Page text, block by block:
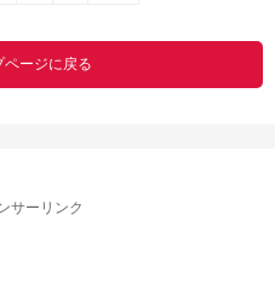
ページに戻る
サーリンク